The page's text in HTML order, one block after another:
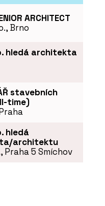
život
ARCHITECT
Brno
hledá architekta
stavebních
time)
hledá
architektu
5 Smíchov